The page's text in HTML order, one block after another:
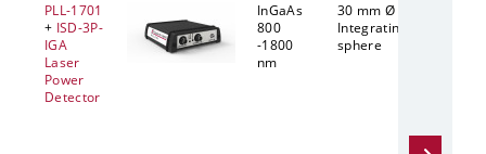
PLL-1701
+ ISD-3P-
IGA
Laser
Power
Detector
InGaAs
800
-1800
nm
30 mm Ø
Integrating
sphere